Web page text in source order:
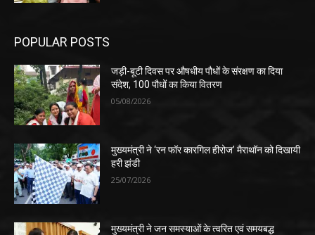
POPULAR POSTS
जड़ी-बूटी दिवस पर औषधीय पौधों के संरक्षण का दिया
संदेश, 100 पौधों का किया वितरण
05/08/2026
मुख्यमंत्री ने ‘रन फॉर कारगिल हीरोज’ मैराथॉन को दिखायी
हरी झंडी
25/07/2026
मुख्यमंत्री ने जन समस्याओं के त्वरित एवं समयबद्ध